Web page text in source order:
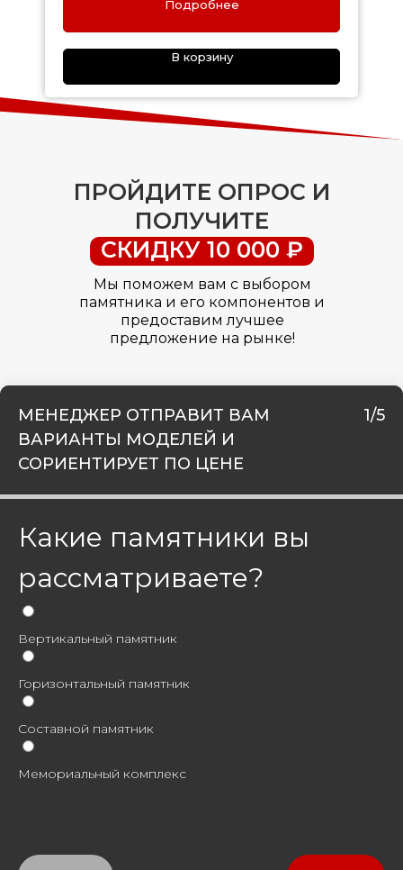
Подробнее
В корзину
ПРОЙДИТЕ ОПРОС И
ПОЛУЧИТЕ
СКИДКУ 10 000 ₽
Мы поможем вам с выбором
памятника и его компонентов и
предоставим лучшее
предложение на рынке!
МЕНЕДЖЕР ОТПРАВИТ ВАМ
ВАРИАНТЫ МОДЕЛЕЙ И
СОРИЕНТИРУЕТ ПО ЦЕНЕ
1/5
Какие памятники вы
рассматриваете?
Вертикальный памятник
Горизонтальный памятник
Составной памятник
Мемориальный комплекс